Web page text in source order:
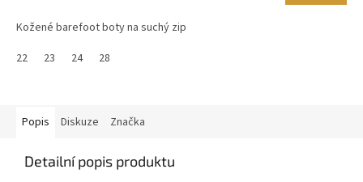
Kožené barefoot boty na suchý zip
22
23 24 28
Popis Diskuze Značka
Detailní popis produktu